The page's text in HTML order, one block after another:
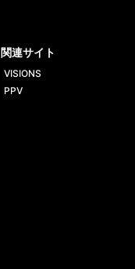
関連サイト
VISIONS
PPV